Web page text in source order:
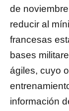
de
reducir al
francesas
bases
ágiles, cuyo
información